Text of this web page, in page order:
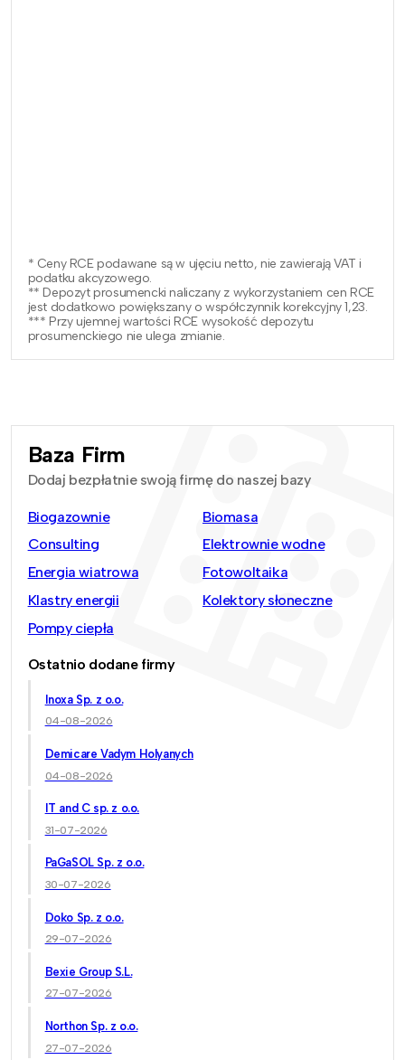
* Ceny RCE podawane są w ujęciu netto, nie zawierają VAT i
podatku akcyzowego.
** Depozyt prosumencki naliczany z wykorzystaniem cen RCE
jest dodatkowo powiększany o współczynnik korekcyjny 1,23.
*** Przy ujemnej wartości RCE wysokość depozytu
prosumenckiego nie ulega zmianie.
Baza Firm
Dodaj bezpłatnie swoją firmę do naszej bazy
Biogazownie
Biomasa
Consulting
Elektrownie wodne
Energia wiatrowa
Fotowoltaika
Klastry energii
Kolektory słoneczne
Pompy ciepła
Ostatnio dodane firmy
Inoxa Sp. z o.o.
04-08-2026
Demicare Vadym Holyanych
04-08-2026
IT and C sp. z o.o.
31-07-2026
PaGaSOL Sp. z o.o.
30-07-2026
Doko Sp. z o.o.
29-07-2026
Bexie Group S.L.
27-07-2026
Northon Sp. z o.o.
27-07-2026